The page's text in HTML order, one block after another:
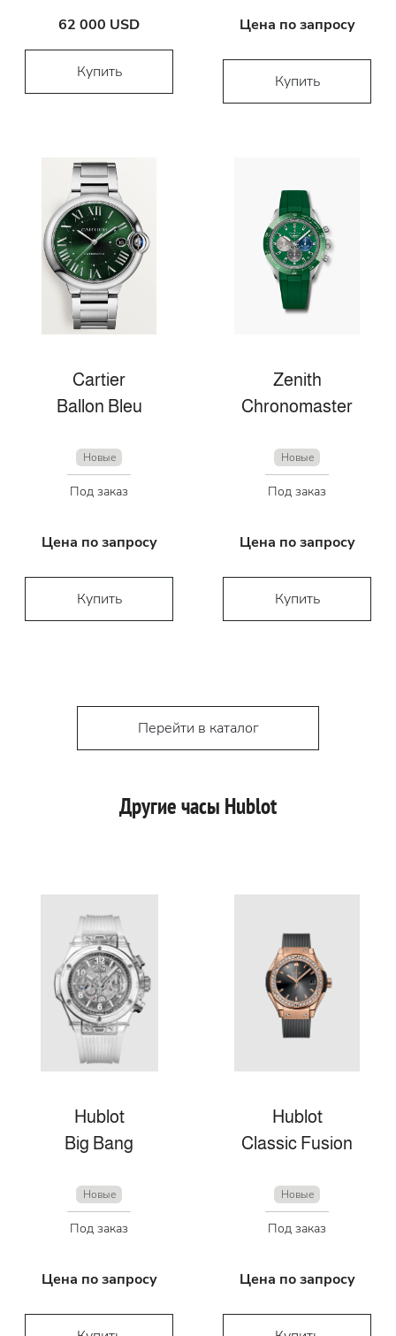
62 000 USD
Купить
Цена по запросу
Купить
Cartier
Ballon Bleu
Новые
Под заказ
Цена по запросу
Купить
Zenith
Chronomaster
Новые
Под заказ
Цена по запросу
Купить
Перейти в каталог
Другие часы Hublot
Hublot
Big Bang
Новые
Под заказ
Цена по запросу
Hublot
Classic Fusion
Новые
Под заказ
Цена по запросу